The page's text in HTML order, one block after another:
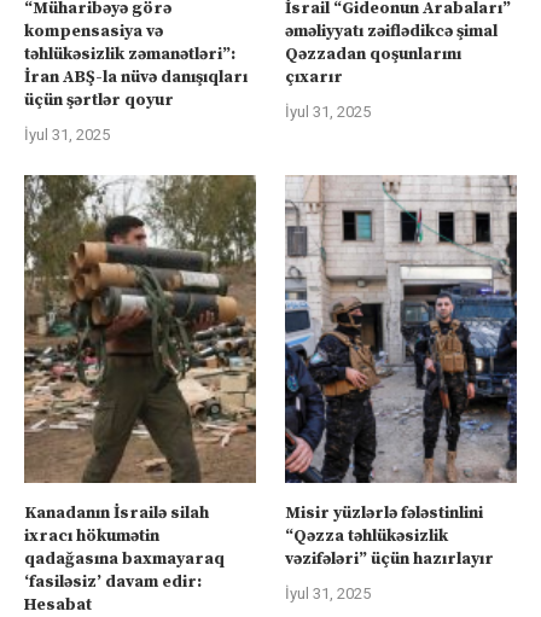
“Müharibəyə görə
kompensasiya və
təhlükəsizlik zəmanətləri”:
İran ABŞ-la nüvə danışıqları
üçün şərtlər qoyur
İyul 31, 2025
İsrail “Gideonun Arabaları”
əməliyyatı zəiflədikcə şimal
Qəzzadan qoşunlarını
çıxarır
İyul 31, 2025
Kanadanın İsrailə silah
ixracı hökumətin
qadağasına baxmayaraq
‘fasiləsiz’ davam edir:
Hesabat
Misir yüzlərlə fələstinlini
“Qəzza təhlükəsizlik
vəzifələri” üçün hazırlayır
İyul 31, 2025